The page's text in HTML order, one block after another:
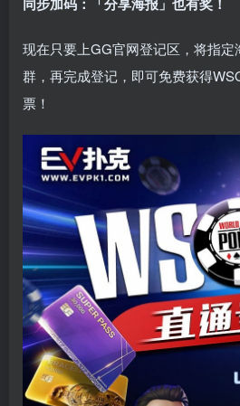
同步加码：「分享海报」也有奖！
现在只要上GG官网登记区，将指
群，再完成登记，即可免费获得
票！